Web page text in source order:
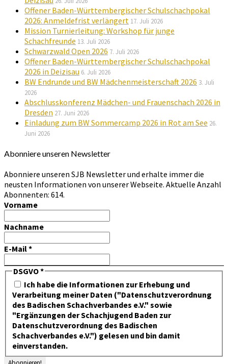
Offener Baden-Württembergischer Schulschachpokal
2026: Anmeldefrist verlängert 17. Juli 2026
Mission Turnierleitung: Workshop für junge
Schachfreunde 13. Juli 2026
Schwarzwald Open 2026 7. Juli 2026
Offener Baden-Württembergischer Schulschachpokal
2026 in Deizisau 6. Juli 2026
BW Endrunde und BW Mädchenmeisterschaft 2026 3. Juli
2026
Abschlusskonferenz Mädchen- und Frauenschach 2026 in
Dresden 27. Juni 2026
Einladung zum BW Sommercamp 2026 in Rot am See 26.
Juni 2026
Abonniere unseren Newsletter
Abonniere unseren SJB Newsletter und erhalte immer die
neusten Informationen von unserer Webseite. Aktuelle Anzahl
Abonnenten: 614.
Vorname
Nachname
E-Mail*
DSGVO*
Ich habe die Informationen zur Erhebung und
Verarbeitung meiner Daten ("Datenschutzverordnung
des Badischen Schachverbandes e.V." sowie
"Ergänzungen der Schachjugend Baden zur
Datenschutzverordnung des Badischen
Schachverbandes e.V.") gelesen und bin damit
einverstanden.